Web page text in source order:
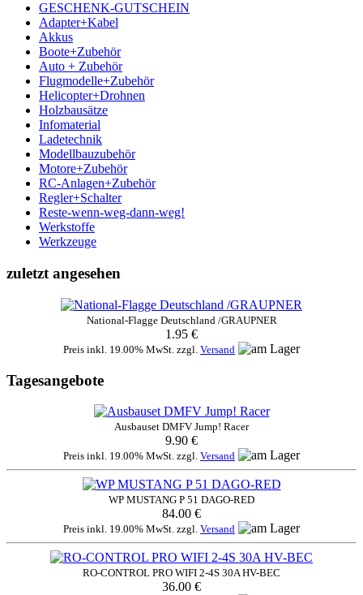
GESCHENK-GUTSCHEIN
Adapter+Kabel
Akkus
Boote+Zubehör
Auto + Zubehör
Flugmodelle+Zubehör
Helicopter+Drohnen
Holzbausätze
Infomaterial
Ladetechnik
Modellbauzubehör
Motore+Zubehör
RC-Anlagen+Zubehör
Regler+Schalter
Reste-wenn-weg-dann-weg!
Werkstoffe
Werkzeuge
zuletzt angesehen
National-Flagge Deutschland /GRAUPNER
1.95 €
Preis inkl. 19.00% MwSt. zzgl. Versand
Tagesangebote
Ausbauset DMFV Jump! Racer
9.90 €
Preis inkl. 19.00% MwSt. zzgl. Versand
WP MUSTANG P 51 DAGO-RED
84.00 €
Preis inkl. 19.00% MwSt. zzgl. Versand
RO-CONTROL PRO WIFI 2-4S 30A HV-BEC
36.00 €